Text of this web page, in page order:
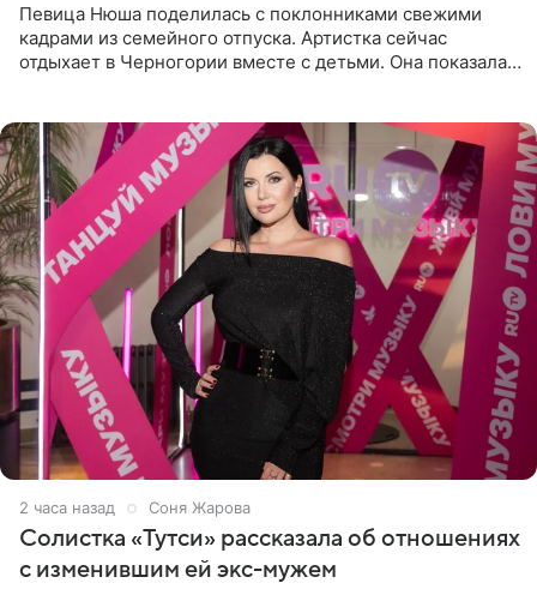
Певица Нюша поделилась с поклонниками свежими
кадрами из семейного отпуска. Артистка сейчас
отдыхает в Черногории вместе с детьми. Она показала,
2 часа назад Соня Жарова
Солистка «Тутси» рассказала об отношениях
с изменившим ей экс-мужем